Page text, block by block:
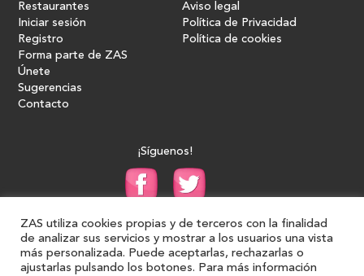
Restaurantes
Iniciar sesión
Registro
Forma parte de ZAS
Únete
Sugerencias
Contacto
Aviso legal
Política de Privacidad
Política de cookies
¡Síguenos!
ZAS utiliza cookies propias y de terceros con la finalidad
de analizar sus servicios y mostrar a los usuarios una vista
más personalizada. Puede aceptarlas, rechazarlas o
ajustarlas pulsando los botones. Para más información